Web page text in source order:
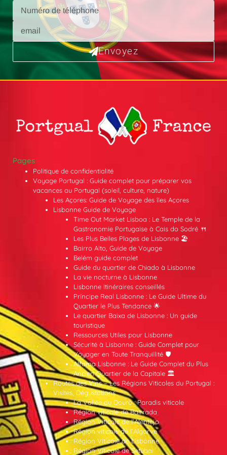
Envoyez
Pages
Politique de confidentialité
Voyage Portugal : Guide complet pour préparer vos
vacances au Portugal (soleil, culture, nature)
Les Açores: Guide de Voyage des îles Açores
Lisbonne Guide de Voyage
Time Out Market Lisboa : Le Temple de la
Gastronomie Portugaise à Cais do Sodré 🍴
Les Plus Belles Plages de Lisbonne 🏖️
Bairro Alto, Guide de Voyage
Belém guide complet
Guide du quartier de Chiado à Lisbonne
La vie nocturne à Lisbonne
Lisbonne Itinéraires conseillés
Príncipe Real Lisbonne : Le Guide Ultime du
Quartier le Plus Tendance 🌟
Le quartier Baixa de Lisbonne : Un guide
touristique
Ressources Utiles pour Lisbonne
Sécurité à Lisbonne : Guide Complet pour
Voyager en Toute Tranquillité 🛡️
Alfama Lisbonne : Le Guide Complet du Plus
Ancien Quartier de la Capitale 🏛️
Routes des Vins – Les Régions Viticoles du Portugal :
Visites, Dégustations
La Vallée du Douro : Paradis viticole
Région viticole de Bairrada
Région Viticole de l’Alentejo
Région viticole de l’Algarve
Région Viticole de Lisbonne
Région Viticole de Setúbal